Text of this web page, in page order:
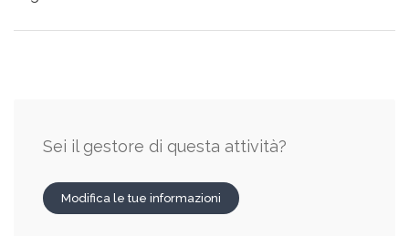
Sei il gestore di questa attività?
Modifica le tue informazioni